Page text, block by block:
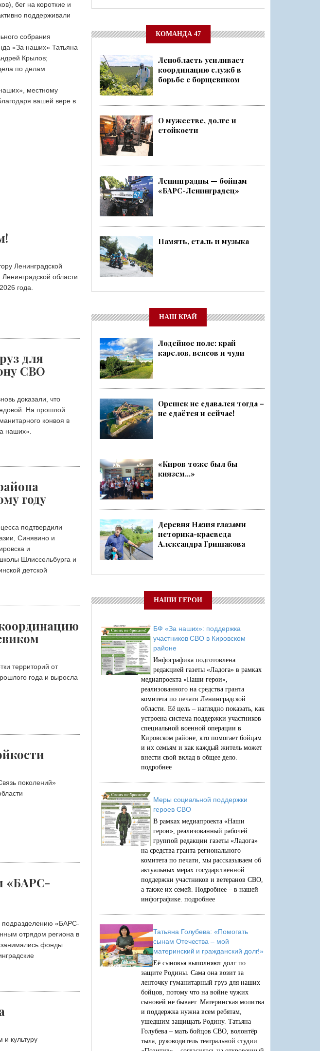
бег на короткие и
поддерживали
собрания
«За наших» Татьяна
Крылов;
по делам
местному
вашей вере в
Ленинградской
области
года.
для
СВО
доказали, что
На прошлой
конвоя в
наших».
году
подтвердили
Синявино и
и
Шлиссельбурга и
детской
территорий от
года и выросла
поколений»
«БАРС-
подразделению «БАРС-
отрядом региона в
фонды
и культуру
КОМАНДА 47
Ленобласть усиливает
координацию служб в
борьбе с борщевиком
О мужестве, долге и
стойкости
Ленинградцы — бойцам
«БАРС-Ленинградец»
Память, сталь и музыка
НАШ КРАЙ
Лодейное поле: край
карелов, вепсов и чуди
Орешек не сдавался тогда –
не сдаётся и сейчас!
«Киров тоже был бы
князем...»
Деревня Назия глазами
историка-краеведа
Александра Гришакова
НАШИ ГЕРОИ
БФ «За наших»: поддержка
участников СВО в Кировском
районе
Инфографика подготовлена
редакцией газеты «Ладога» в рамках
медиапроекта «Наши герои»,
реализованного на средства гранта
комитета по печати Ленинградской
области. Её цель – наглядно показать, как
устроена система поддержки участников
специальной военной операции в
Кировском районе, кто помогает бойцам
и их семьям и как каждый житель может
внести свой вклад в общее дело.
подробнее
Меры социальной поддержки
героев СВО
В рамках медиапроекта «Наши
герои», реализованный рабочей
группой редакции газеты «Ладога»
на средства гранта регионального
комитета по печати, мы рассказываем об
актуальных мерах государственной
поддержки участников и ветеранов СВО,
а также их семей. Подробнее – в нашей
инфографике. подробнее
Татьяна Голубева: «Помогать
сынам Отечества – мой
материнский и гражданский долг!»
Её сыновья выполняют долг по
защите Родины. Сама она возит за
ленточку гуманитарный груз для наших
бойцов, потому что на войне чужих
сыновей не бывает. Материнская молитва
и поддержка нужна всем ребятам,
ушедшим защищать Родину. Татьяна
Голубева – мать бойцов СВО, волонтёр
тыла, руководитель театральной студии